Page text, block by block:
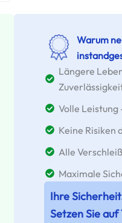
Warum
Längere
Volle
Keine Risiken
Alle
Maximale
Ihre
Setzen Sie auf